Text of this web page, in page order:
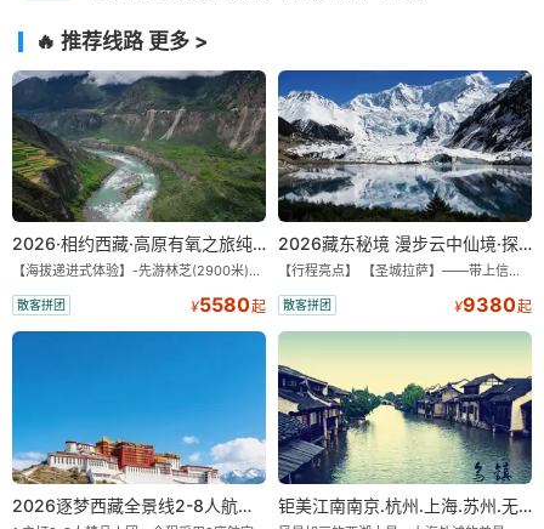
🔥 推荐线路 更多 >
2026·相约西藏·高原有氧之旅纯玩9/11日游
【海拔递进式体验】-先游林芝(2900米)再访拉萨(3650米)，亲测 99%游客零高反 。 【贴心保障】-全程配备便携式制氧机，高反根本不是事儿 ！ 【无人机航拍】-雪山/圣湖/峡谷/古寺民俗深度串联，「随车航拍」大片呈现 。 【特色美食】-石锅鸡热腾腾的烟火气，当地特色烤羊宴，欢快的篝火歌舞 。 【沉浸式体验】-赠送藏装旅拍，夜游布达拉宫，让旅程成为有温度的记忆 。 【绝美风光】-醉美318穿越云端，林芝秘境藏地江南，羊卓雍措上帝打翻的调色盘 。
散客拼团 ¥5580起
2026藏东秘境 漫步云中仙境·探秘世外桃源·纯玩11/13日
【行程亮点】 【圣城拉萨】——带上信心与信仰去西藏，行吟拉萨，感受这座城与生俱来的与众不同！ 【布达拉宫】——集宫殿城堡寺院于一体的宏伟建筑，是西藏最完整的古代宫堡建筑群！ 【巴松措】——西藏首个自然风景类国家5A级旅游风景区 【鲁朗小镇】——藏语龙王谷，神仙居住的地方 【米堆冰川】——中国三大海洋冰川之一 【然乌湖】——静谧然乌，它的静和蓝远近闻名！ 【莲花秘境墨脱】——隐藏的莲花、云里雾里，雪山之下，被称为“中国最后一个世外桃源”。 【雅鲁藏布大峡谷】——世界最深最长的河流峡谷，地球上“最后的秘境”，“最美的伤痕”！ 【索松村】——索松村位于西藏林芝地区，是一个被誉为“藏地最美村庄”的地方！ 【南迦巴瓦峰】——南迦巴瓦峰用“长矛直刺苍穹”形容它，尤其它的日落金山，气吞山河 【特别赠送】——藏装写真、哈达礼遇、缓解高反 便携式氧气1瓶/人
散客拼团 ¥9380起
2026逐梦西藏全景线2-8人航空座椅小团 钜美江南南京.杭州.上海.苏州.无锡+双水乡“乌镇.西塘”双飞8日游【一价全含零自费】